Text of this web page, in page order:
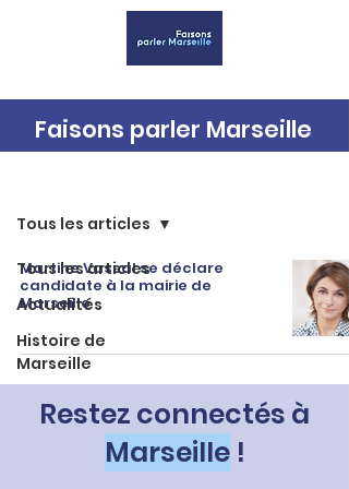
Faisons parler Marseille
Tous les articles
Actualités
Histoire de
Marseille
Tous les articles
Martine Vassal se déclare
candidate à la mairie de
Marseille
Restez connectés à
Marseille!